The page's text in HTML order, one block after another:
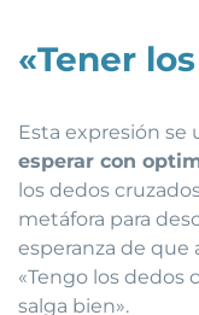
«Tener
Esta expresión se
esperar con
los dedos
metáfora para
esperanza de que
«Tengo los dedos
salga bien».